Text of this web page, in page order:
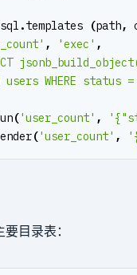
.templates (path,
, 'exec' ,
users WHERE status
('user_count' ,
('user_count' ,
目录表：